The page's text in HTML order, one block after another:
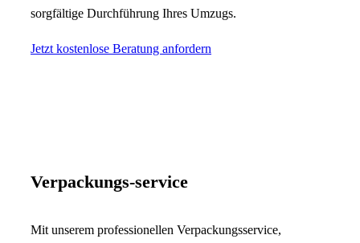
sorgfältige Durchführung Ihres Umzugs.
Jetzt kostenlose Beratung anfordern
Verpackungs-service
Mit unserem professionellen Verpackungsservice,